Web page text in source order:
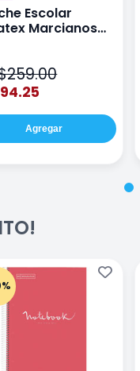
Escolar
Marcianos
Agregar